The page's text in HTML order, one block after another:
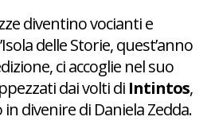
diventino vocianti e
delle Storie, quest’anno
ci accoglie nel suo
dai volti di Intintos,
divenire di Daniela Zedda.